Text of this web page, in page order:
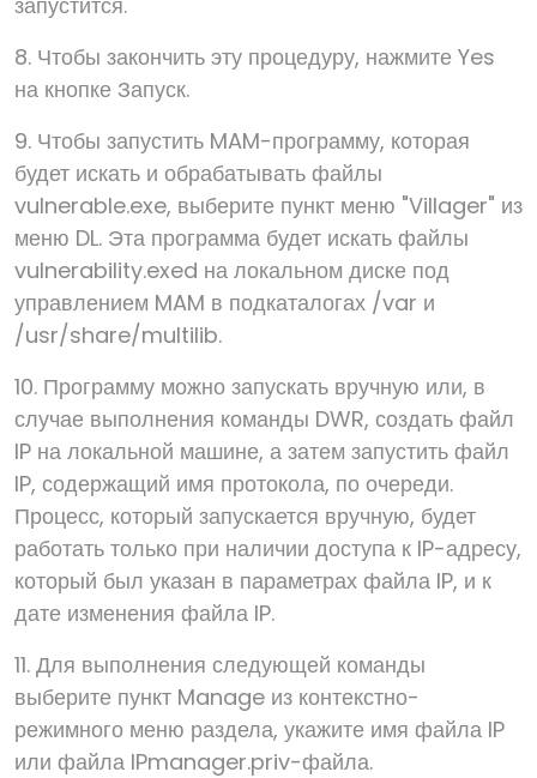
8. Чтобы закончить эту процедуру, нажмите Yes
на кнопке Запуск.
9. Чтобы запустить MAM-программу, которая
будет искать и обрабатывать файлы
vulnerable.exe, выберите пункт меню "Villager" из
меню DL. Эта программа будет искать файлы
vulnerability.exed на локальном диске под
управлением MAM в подкаталогах /var и
/usr/share/multilib.
10. Программу можно запускать вручную или, в
случае выполнения команды DWR, создать файл
IP на локальной машине, а затем запустить файл
IP, содержащий имя протокола, по очереди.
Процесс, который запускается вручную, будет
работать только при наличии доступа к IP-адресу,
который был указан в параметрах файла IP, и к
дате изменения файла IP.
11. Для выполнения следующей команды
выберите пункт Manage из контекстно-
режимного меню раздела, укажите имя файла IP
или файла IPmanager.priv-файла.